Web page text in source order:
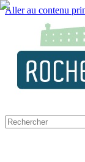
Aller au contenu